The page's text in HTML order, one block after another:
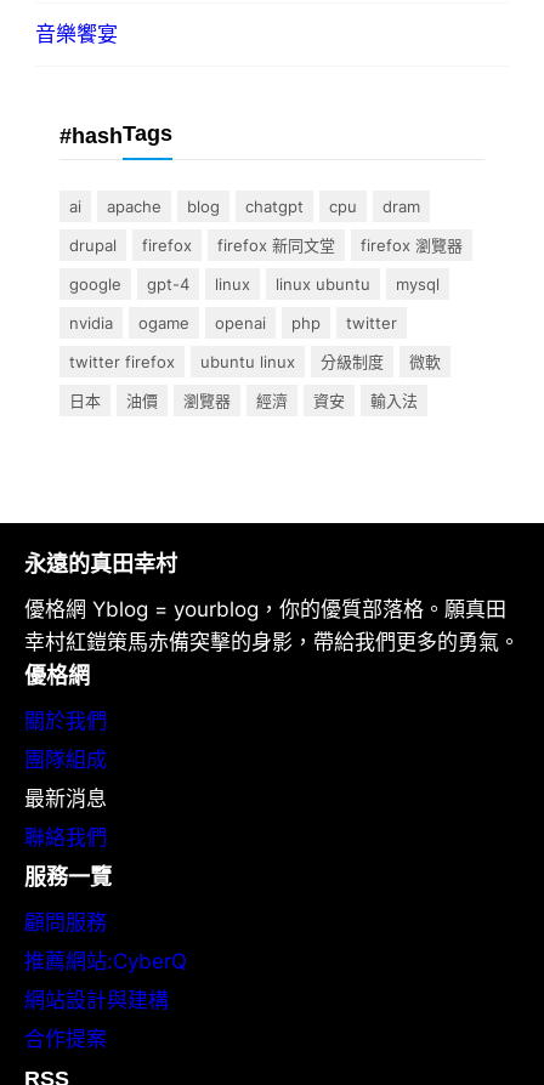
音樂饗宴
#hashTags
ai apache blog chatgpt cpu
dram
drupal
firefox firefox 新同文堂
firefox 瀏覽器
google
gpt-4 linux linux ubuntu
mysql
nvidia
ogame openai php
twitter
twitter firefox
ubuntu linux 分級制度
微軟
日本
油價 瀏覽器 經濟 資安 輸入法
永遠的真田幸村
優格網 Yblog = yourblog，你的優質部落格。願真田
幸村紅鎧策馬赤備突擊的身影，帶給我們更多的勇氣。
優格網
關於我們
團隊組成
最新消息
聯絡我們
服務一覽
顧問服務
推薦網站:CyberQ
網站設計與建構
合作提案
RSS